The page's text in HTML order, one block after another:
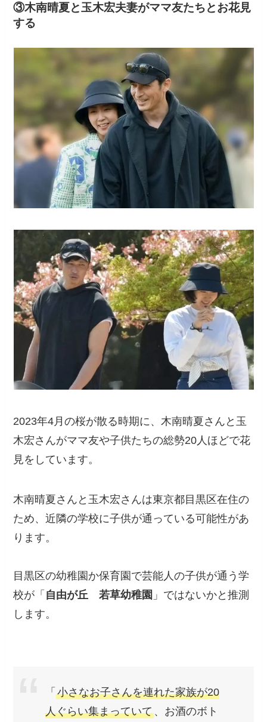
③木南晴夏と玉木宏夫妻がママ友たちとお花見
する
2023年4月の桜が散る時期に、木南晴夏さんと玉
木宏さんがママ友や子供たちの総勢20人ほどで花
見をしています。
木南晴夏さんと玉木宏さんは東京都目黒区在住の
ため、近隣の学校に子供が通っている可能性があ
ります。
目黒区の幼稚園か保育園で芸能人の子供が通う学
校が「 自由が丘 若草幼稚園 」ではないかと推測
します。
「小さなお子さんを連れた家族が20
人ぐらい集まっていて、お酒のボト